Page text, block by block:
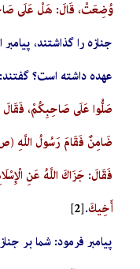
وُضِعَتْ، قَالَ: هَلْ عَلَى
جنازه را گذاشتند،
عهده داشته است؟
صَلُّوا عَلَى صَاحِبِكُمْ، فَقَالَ
ضَامِنٌ فَقَامَ رَسُولُ اللَّهِ
فَقَالَ: جَزَاكَ اللَّهُ عَنِ
أَخِيكَ.
[2]
پیامبر فرمود: شما بر